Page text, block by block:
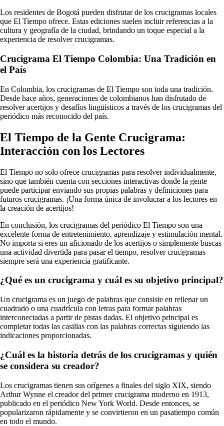
Los residentes de Bogotá pueden disfrutar de los crucigramas locales
que El Tiempo ofrece. Estas ediciones suelen incluir referencias a la
cultura y geografía de la ciudad, brindando un toque especial a la
experiencia de resolver crucigramas.
Crucigrama El Tiempo Colombia: Una Tradición en
el País
En Colombia, los crucigramas de El Tiempo son toda una tradición.
Desde hace años, generaciones de colombianos han disfrutado de
resolver acertijos y desafíos lingüísticos a través de los crucigramas del
periódico más reconocido del país.
El Tiempo de la Gente Crucigrama:
Interacción con los Lectores
El Tiempo no solo ofrece crucigramas para resolver individualmente,
sino que también cuenta con secciones interactivas donde la gente
puede participar enviando sus propias palabras y definiciones para
futuros crucigramas. ¡Una forma única de involucrar a los lectores en
la creación de acertijos!
En conclusión, los crucigramas del periódico El Tiempo son una
excelente forma de entretenimiento, aprendizaje y estimulación mental.
No importa si eres un aficionado de los acertijos o simplemente buscas
una actividad divertida para pasar el tiempo, resolver crucigramas
siempre será una experiencia gratificante.
¿Qué es un crucigrama y cuál es su objetivo principal?
Un crucigrama es un juego de palabras que consiste en rellenar un
cuadrado o una cuadrícula con letras para formar palabras
interconectadas a partir de pistas dadas. El objetivo principal es
completar todas las casillas con las palabras correctas siguiendo las
indicaciones proporcionadas.
¿Cuál es la historia detrás de los crucigramas y quién
se considera su creador?
Los crucigramas tienen sus orígenes a finales del siglo XIX, siendo
Arthur Wynne el creador del primer crucigrama moderno en 1913,
publicado en el periódico New York World. Desde entonces, se
popularizaron rápidamente y se convirtieron en un pasatiempo común
en todo el mundo.